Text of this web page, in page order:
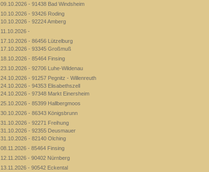
09.10.2026 - 91438 Bad Windsheim
10.10.2026 - 93426 Roding
10.10.2026 - 92224 Amberg
11.10.2026 -
17.10.2026 - 86456 Lützelburg
17.10.2026 - 93345 Großmuß
18.10.2026 - 85464 Finsing
23.10.2026 - 92706 Luhe-Wildenau
24.10.2026 - 91257 Pegnitz - Willenreuth
24.10.2026 - 94353 Elisabethszell
24.10.2026 - 97348 Markt Einersheim
25.10.2026 - 85399 Hallbergmoos
30.10.2026 - 86343 Königsbrunn
31.10.2026 - 92271 Freihung
31.10.2026 - 92355 Deusmauer
31.10.2026 - 82140 Olching
08.11.2026 - 85464 Finsing
12.11.2026 - 90402 Nürnberg
13.11.2026 - 90542 Eckental